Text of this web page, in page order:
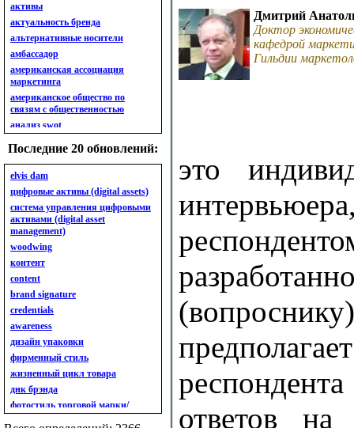
активы
актуальность бренда
альтернативные носители
амбассадор
американская ассоциация
маркетинга
американское общество по
связям с общественностью
анализ swot
анализ бизнес-портфеля
анализ имиджа
анализ кластерный
анализ конкурентов
анализ кросс-культурных
особенностей
анализ мак кинси «7s»
анализ макросистемы
анализ маркетинговый
анализ рынка
анализ ситуационный
анализ экспертный
индивидуальный
анкета
ассортимент
ассортимент товарный.
планирование товарного
ассортимента
ассортимент. глубина
Последние 20 обновлений:
elvis dam
цифровые активы (digital assets)
система управления цифровыми
активами (digital asset
management)
woodwing
контент
content
brand signature
credentials
awareness
дизайн упаковки
фирменный стиль
жизненный цикл товара
днк брэнда
фотостиль торговой марки/
линейки продукции
Дмитрий
Доктор
кафедрой
Гильдии
это
ответов